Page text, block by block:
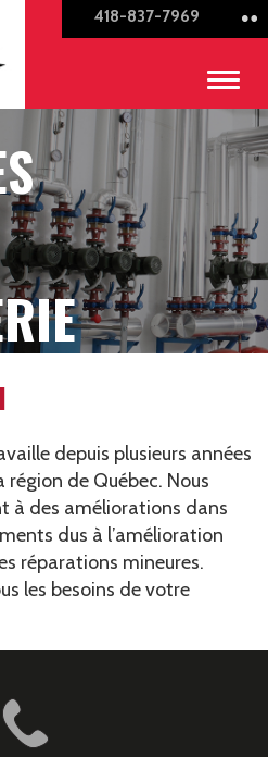
418-837-7969
depuis plusieurs années
de Québec. Nous
à des améliorations dans
dus à l’amélioration
réparations mineures.
les besoins de votre